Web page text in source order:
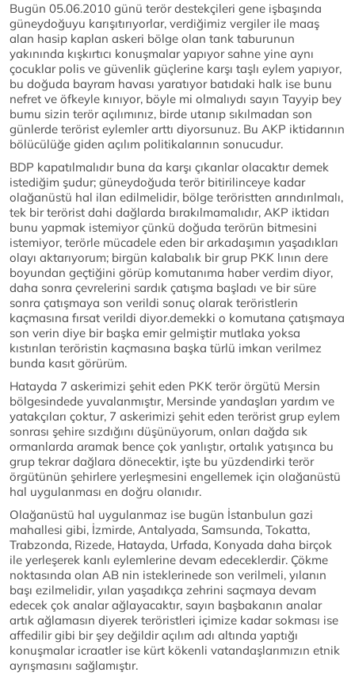
Bugün 05.06.2010 günü terör destekçileri gene işbaşında
güneydoğuyu karışıtırıyorlar, verdiğimiz vergiler ile maaş
alan hasip kaplan askeri bölge olan tank taburunun
yakınında kışkırtıcı konuşmalar yapıyor sahne yine aynı
çocuklar polis ve güvenlik güçlerine karşı taşlı eylem yapıyor,
bu doğuda bayram havası yaratıyor batıdaki halk ise bunu
nefret ve öfkeyle kınıyor, böyle mi olmalıydı sayın Tayyip bey
bumu sizin terör açılımınız, birde utanıp sıkılmadan son
günlerde terörist eylemler arttı diyorsunuz. Bu AKP iktidarının
bölücülüğe giden açılım politikalarının sonucudur.
BDP kapatılmalıdır buna da karşı çıkanlar olacaktır demek
istediğim şudur; güneydoğuda terör bitirilinceye kadar
olağanüstü hal ilan edilmelidir, bölge teröristten arındırılmalı,
tek bir terörist dahi dağlarda bırakılmamalıdır, AKP iktidarı
bunu yapmak istemiyor çünkü doğuda terörün bitmesini
istemiyor, terörle mücadele eden bir arkadaşımın yaşadıkları
olayı aktarıyorum; birgün kalabalık bir grup PKK lının dere
boyundan geçtiğini görüp komutanıma haber verdim diyor,
daha sonra çevrelerini sardık çatışma başladı ve bir süre
sonra çatışmaya son verildi sonuç olarak teröristlerin
kaçmasına fırsat verildi diyor.demekki o komutana çatışmaya
son verin diye bir başka emir gelmiştir mutlaka yoksa
kıstırılan teröristin kaçmasına başka türlü imkan verilmez
bunda kasıt görürüm.
Hatayda 7 askerimizi şehit eden PKK terör örgütü Mersin
bölgesindede yuvalanmıştır, Mersinde yandaşları yardım ve
yatakçıları çoktur, 7 askerimizi şehit eden terörist grup eylem
sonrası şehire sızdığını düşünüyorum, onları dağda sık
ormanlarda aramak bence çok yanlıştır, ortalık yatışınca bu
grup tekrar dağlara dönecektir, işte bu yüzdendirki terör
örgütünün şehirlere yerleşmesini engellemek için olağanüstü
hal uygulanması en doğru olanıdır.
Olağanüstü hal uygulanmaz ise bugün İstanbulun gazi
mahallesi gibi, İzmirde, Antalyada, Samsunda, Tokatta,
Trabzonda, Rizede, Hatayda, Urfada, Konyada daha birçok
ile yerleşerek kanlı eylemlerine devam edeceklerdir. Çökme
noktasında olan AB nin isteklerinede son verilmeli, yılanın
başı ezilmelidir, yılan yaşadıkça zehrini saçmaya devam
edecek çok analar ağlayacaktır, sayın başbakanın analar
artık ağlamasın diyerek teröristleri içimize kadar sokması ise
affedilir gibi bir şey değildir açılım adı altında yaptığı
konuşmalar icraatler ise kürt kökenli vatandaşlarımızın etnik
ayrışmasını sağlamıştır.